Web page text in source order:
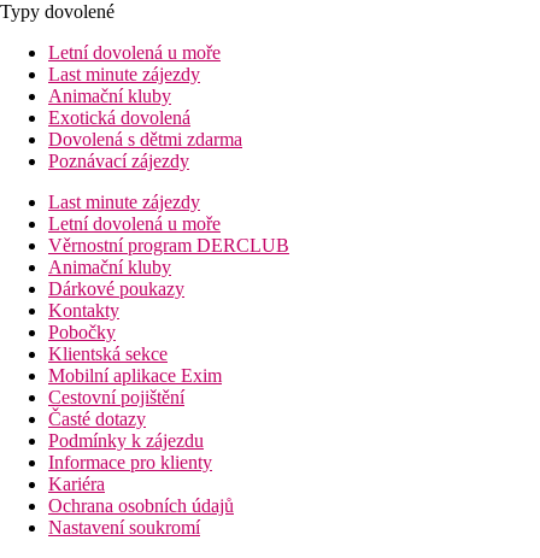
Typy dovolené
Letní dovolená u moře
Last minute zájezdy
Animační kluby
Exotická dovolená
Dovolená s dětmi zdarma
Poznávací zájezdy
Last minute zájezdy
Letní dovolená u moře
Věrnostní program DERCLUB
Animační kluby
Dárkové poukazy
Kontakty
Pobočky
Klientská sekce
Mobilní aplikace Exim
Cestovní pojištění
Časté dotazy
Podmínky k zájezdu
Informace pro klienty
Kariéra
Ochrana osobních údajů
Nastavení soukromí